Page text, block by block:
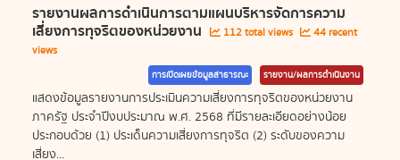
รายงานผลการดำเนินการตามแผนบริหารจัดการความ
เสี่ยงการทุจริตของหน่วยงาน 112 total views
44 recent
views
การเปิดเผยข้อมูลสาธารณะ รายงาน/ผลการดำเนินงาน
แสดงข้อมูลรายงานการประเมินความเสี่ยงการทุจริตของหน่วยงาน
ภาครัฐ ประจำปีงบประมาณ พ.ศ. 2568 ที่มีรายละเอียดอย่างน้อย
ประกอบด้วย (1) ประเด็นความเสี่ยงการทุจริต (2) ระดับของความ
เสี่ยง...